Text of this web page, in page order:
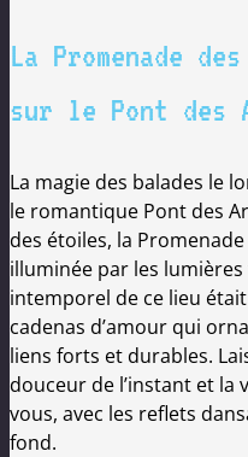
La Promenade
sur le Pont des
La magie des balades le
le romantique Pont des
des étoiles, la
illuminée par les
intemporel de ce lieu
cadenas d’amour qui
liens forts et durables.
douceur de l’instant et la
vous, avec les reflets
fond.